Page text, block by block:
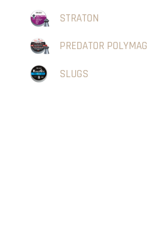
STRATON
PREDATOR POLYMAG
SLUGS